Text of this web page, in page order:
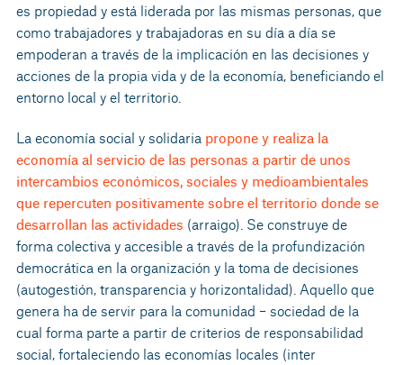
es propiedad y está liderada por las mismas personas, que
como trabajadores y trabajadoras en su día a día se
empoderan a través de la implicación en las decisiones y
acciones de la propia vida y de la economía, beneficiando el
entorno local y el territorio.
La economía social y solidaria propone y realiza la
economía al servicio de las personas a partir de unos
intercambios económicos, sociales y medioambientales
que repercuten positivamente sobre el territorio donde se
desarrollan las actividades (arraigo). Se construye de
forma colectiva y accesible a través de la profundización
democrática en la organización y la toma de decisiones
(autogestión, transparencia y horizontalidad). Aquello que
genera ha de servir para la comunidad – sociedad de la
cual forma parte a partir de criterios de responsabilidad
social, fortaleciendo las economías locales (inter